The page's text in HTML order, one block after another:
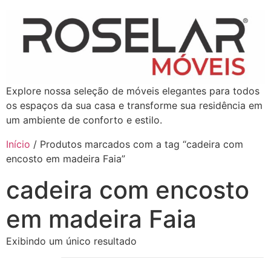
Explore nossa seleção de móveis elegantes para todos
os espaços da sua casa e transforme sua residência em
um ambiente de conforto e estilo.
Início / Produtos marcados com a tag “cadeira com
encosto em madeira Faia”
cadeira com encosto
em madeira Faia
Exibindo um único resultado